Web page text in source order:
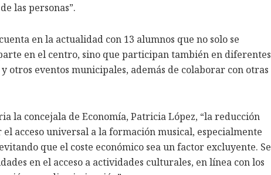
las personas”.
en la actualidad con 13 alumnos que no solo se
en el centro, sino que participan también en diferentes
otros eventos municipales, además de colaborar con otras
la concejala de Economía, Patricia López, “la reducción
acceso universal a la formación musical, especialmente
que el coste económico sea un factor excluyente. Se
en el acceso a actividades culturales, en línea con los